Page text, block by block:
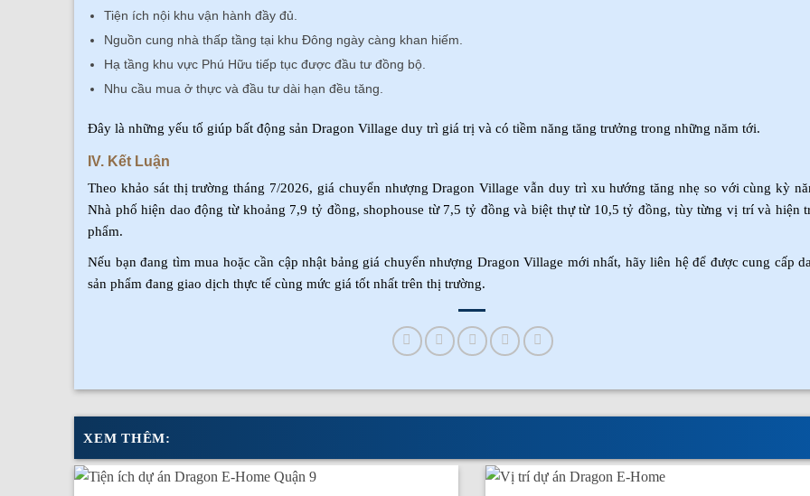
Tiện ích nội khu vận hành đầy đủ.
Nguồn cung nhà thấp tầng tại khu Đông ngày càng khan hiếm.
Hạ tầng khu vực Phú Hữu tiếp tục được đầu tư đồng bộ.
Nhu cầu mua ở thực và đầu tư dài hạn đều tăng.
Đây là những yếu tố giúp bất động sản Dragon Village duy trì giá trị và có tiềm năng tăng trưởng trong những năm tới.
IV. Kết Luận
Theo khảo sát thị trường tháng 7/2026, giá chuyển nhượng Dragon Village vẫn duy trì xu hướng tăng nhẹ so với cùng kỳ
Nhà phố hiện dao động từ khoảng 7,9 tỷ đồng, shophouse từ 7,5 tỷ đồng và biệt thự từ 10,5 tỷ đồng, tùy từng vị trí và hiện
phẩm.
Nếu bạn đang tìm mua hoặc cần cập nhật bảng giá chuyển nhượng Dragon Village mới nhất, hãy liên hệ để được cung cấp
sản phẩm đang giao dịch thực tế cùng mức giá tốt nhất trên thị trường.
XEM THÊM: